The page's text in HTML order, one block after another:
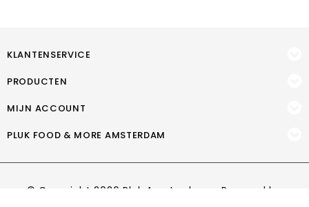
KLANTENSERVICE
PRODUCTEN
MIJN ACCOUNT
PLUK FOOD & MORE AMSTERDAM
© Copyright 2026 Pluk Amsterdam - Powered by